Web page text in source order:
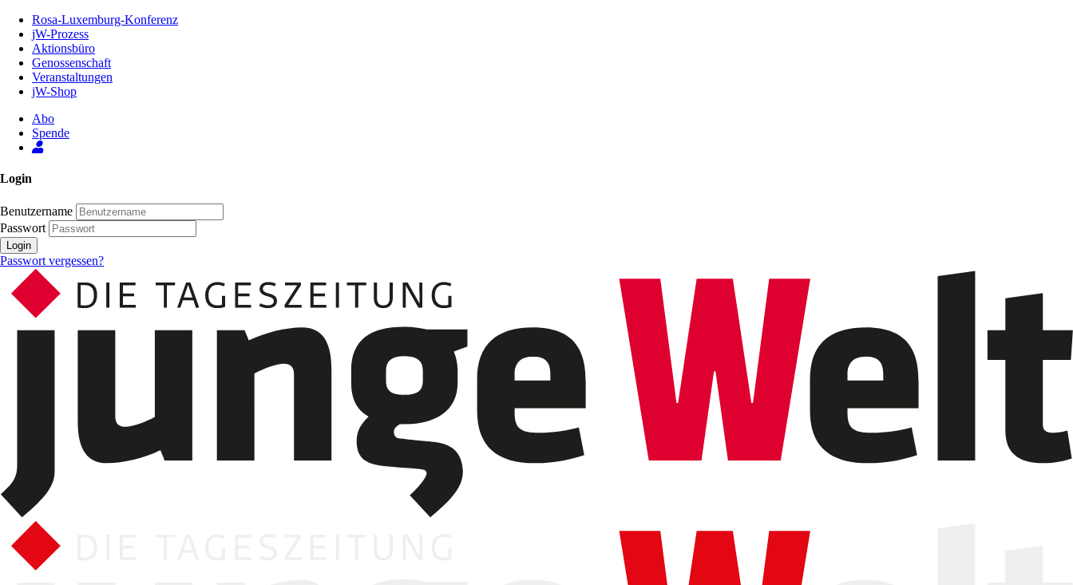
Inhalt
Seite
Rosa-Luxemburg-Konferenz
jW-Prozess
Aktionsbüro
Genossenschaft
Veranstaltungen
jW-Shop
Abo
Spende
Login
Benutzername
Passwort
Login
Passwort vergessen?